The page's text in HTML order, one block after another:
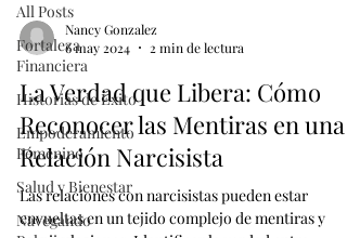
All Posts
Fortaleza
Financiera
Historias de Éxito
Empoderamiento
Fémenino
Salud y Bienestar
Navegando
Nancy Gonzalez
6 may 2024
2 min de lectura
La Verdad que Libera: Cómo
Reconocer las Mentiras en una
Relación Narcisista
Las relaciones con narcisistas pueden estar
envueltas en un tejido complejo de mentiras y